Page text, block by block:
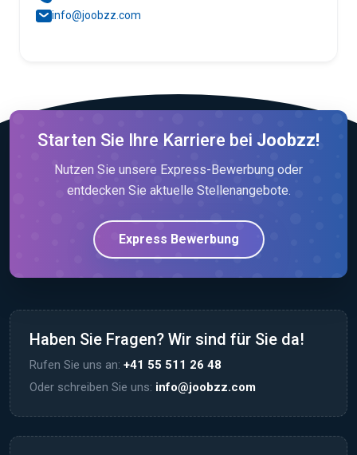
info@joobzz.com
Starten Sie Ihre Karriere bei Joobzz!
Nutzen Sie unsere Express-Bewerbung oder
entdecken Sie aktuelle Stellenangebote.
Express Bewerbung
Haben Sie Fragen? Wir sind für Sie da!
Rufen Sie uns an: +41 55 511 26 48
Oder schreiben Sie uns: info@joobzz.com